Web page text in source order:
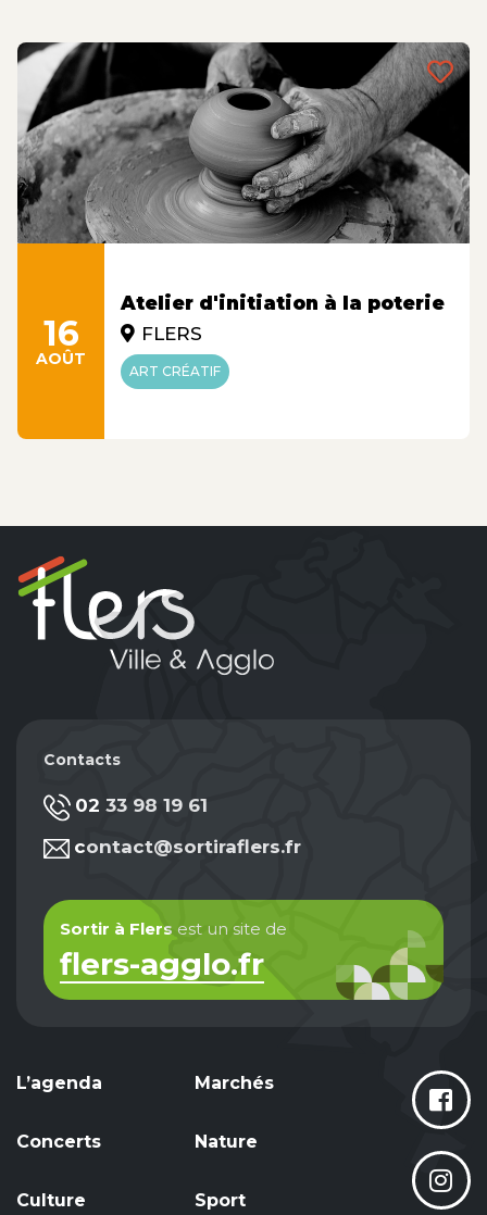
16
AOÛT
Atelier d'initiation à la poterie
FLERS
ART CRÉATIF
Contacts
02 33 98 19 61
contact@sortiraflers.fr
Sortir à Flers est un site de
flers-agglo.fr
L’agenda
Concerts
Culture
Marchés
Nature
Sport